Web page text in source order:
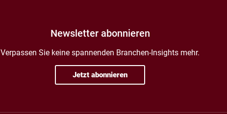
Newsletter abonnieren
Verpassen Sie keine spannenden Branchen-Insights mehr.
Jetzt abonnieren